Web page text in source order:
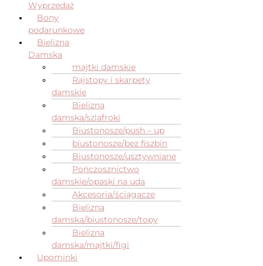
Wyprzedaż
Bony
podarunkowe
Bielizna
Damska
majtki damskie
Rajstopy i skarpety
damskie
Bielizna
damska/szlafroki
Biustonosze/push – up
biustonosze/bez fiszbin
Biustonosze/usztywniane
Pończosznictwo
damskie/opaski na uda
Akcesoria/ściągacze
Bielizna
damska/biustonosze/topy
Bielizna
damska/majtki/figi
Upominki